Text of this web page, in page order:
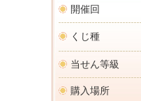
開催回
くじ種
当せん等級
購入場所